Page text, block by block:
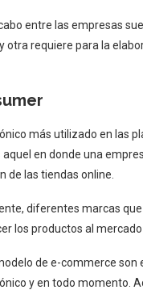
entre las empresas
requiere para la
más utilizado en las
en donde una
de las tiendas online.
diferentes marcas
los productos al mercado
de e-commerce
y en todo momento.